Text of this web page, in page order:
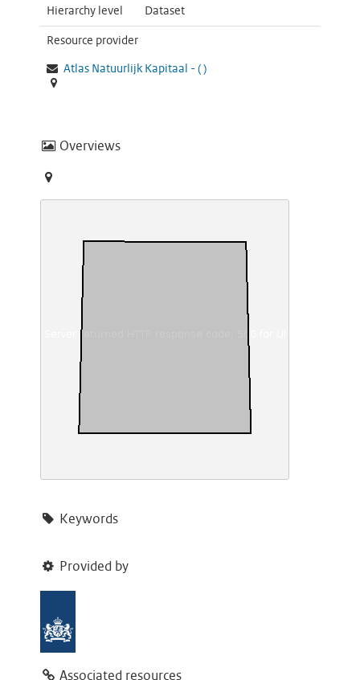
Hierarchy level Dataset
Resource provider
Atlas Natuurlijk Kapitaal - ( )
Overviews
Keywords
Provided by
Associated resources